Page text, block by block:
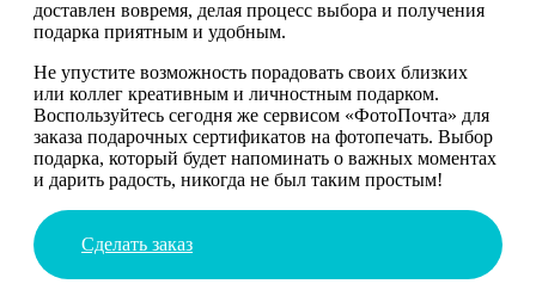
доставлен вовремя, делая процесс выбора и получения
подарка приятным и удобным.
Не упустите возможность порадовать своих близких
или коллег креативным и личностным подарком.
Воспользуйтесь сегодня же сервисом «ФотоПочта» для
заказа подарочных сертификатов на фотопечать. Выбор
подарка, который будет напоминать о важных моментах
и дарить радость, никогда не был таким простым!
Сделать заказ